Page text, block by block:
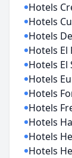
Hotels
Hotels
Hotels
Hotels El
Hotels El
Hotels
Hotels
Hotels
Hotels
Hotels
Hotels